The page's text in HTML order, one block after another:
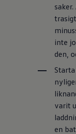
inte
den,
varit
en